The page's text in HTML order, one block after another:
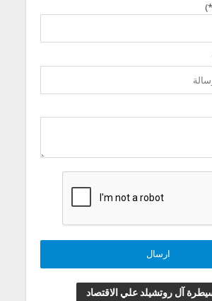
آل روتشيلد علي الاقتصاد